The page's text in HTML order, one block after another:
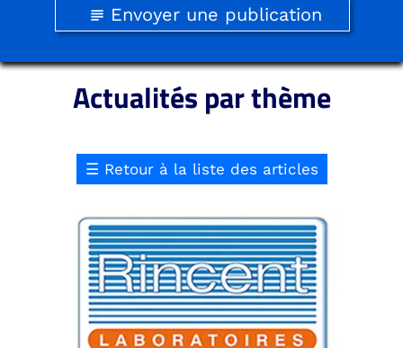
subject Envoyer une publication
Actualités par thème
☰ Retour à la liste des articles